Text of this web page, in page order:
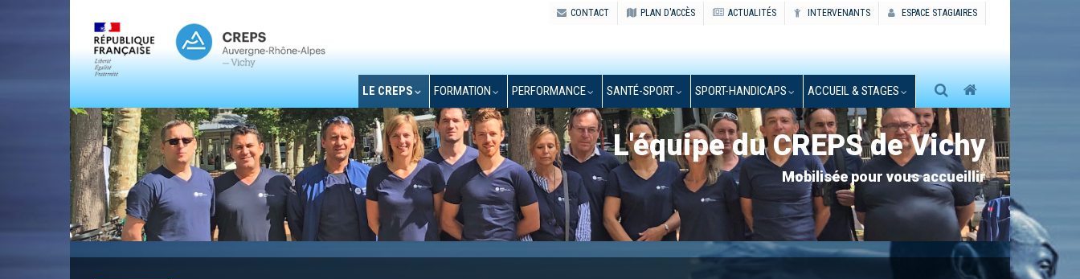
CONTACT PLAN D'ACCÈS ACTUALITÉS INTERVENANTS ESPACE STAGIAIRES
LE CREPS FORMATION PERFORMANCE SANTÉ-SPORT SPORT-HANDICAPS ACCUEIL & STAGES
L'équipe du CREPS de Vichy
Mobilisée pour vous accueillir